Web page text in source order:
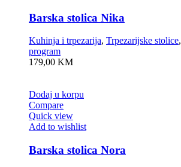
Barska stolica Nika
Kuhinja i trpezarija, Trpezarijske stolice,
program
179,00 KM
Dodaj u korpu
Compare
Quick view
Add to wishlist
Barska stolica Nora